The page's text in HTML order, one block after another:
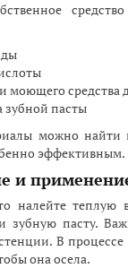
моющего средства
зубной пасты
можно найти
эффективным.
и
налейте теплую
зубную пасту.
В
она осела.